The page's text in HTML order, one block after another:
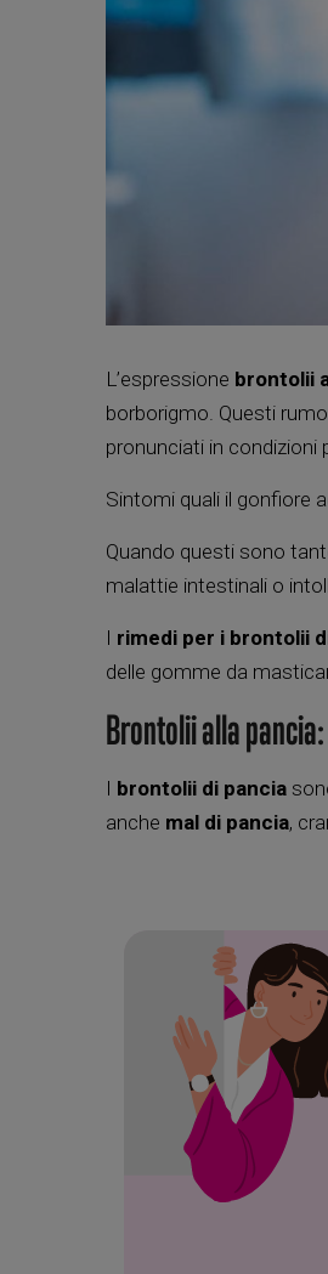
L’espressione brontolii
borborigmo. Questi
pronunciati in condizioni
Sintomi quali il gonfiore
Quando questi sono
malattie intestinali o
I rimedi per i brontolii
delle gomme da
Brontolii alla
I brontolii di pancia
anche mal di pancia,